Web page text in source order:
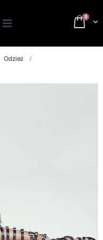
0
Odzież